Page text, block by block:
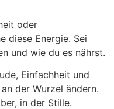
oder
diese Energie. Sei
und wie du es nährst.
Einfachheit und
der Wurzel ändern.
in der Stille.